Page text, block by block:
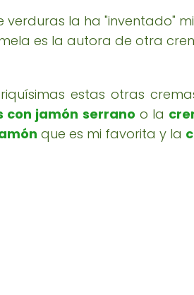
verduras la ha "inventado"
es la autora de otra
estas otras
con jamón serrano o la
que es mi favorita y la